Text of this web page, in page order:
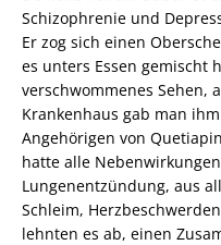
Schizophrenie und
Er zog sich einen
es unters Essen gemischt
verschwommenes Sehen,
Krankenhaus gab man
Angehörigen von
hatte alle
Lungenentzündung, aus
Schleim,
lehnten es ab, einen